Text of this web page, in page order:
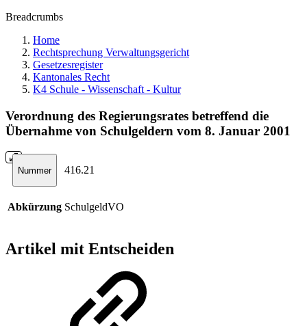
Breadcrumbs
Home
Rechtsprechung Verwaltungsgericht
Gesetzesregister
Kantonales Recht
K4 Schule - Wissenschaft - Kultur
Verordnung des Regierungsrates betreffend die
Übernahme von Schulgeldern vom 8. Januar 2001
Nummer 416.21
Abkürzung SchulgeldVO
Artikel mit Entscheiden